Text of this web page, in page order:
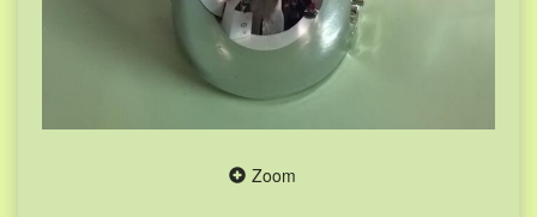
Zoom